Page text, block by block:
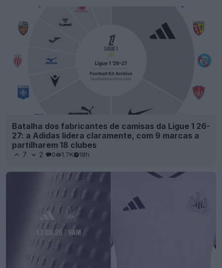
Batalha dos fabricantes de camisas da Ligue 1 26-
27: a Adidas lidera claramente, com 9 marcas a
partilharem 18 clubes
7 2 0 1.7K 18h